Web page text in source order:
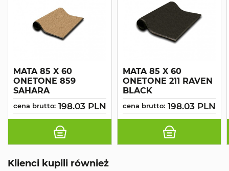
MATA 85 X 60
ONETONE 859
SAHARA
cena brutto: 198.03 PLN
MATA 85 X 60
ONETONE 211 RAVEN
BLACK
cena brutto: 198.03 PLN
Klienci kupili również